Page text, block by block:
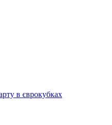
в єврокубках